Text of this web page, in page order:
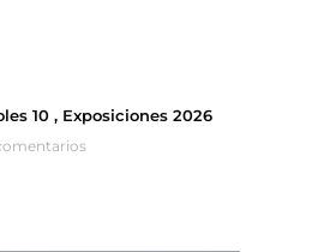
10 , Exposiciones 2026